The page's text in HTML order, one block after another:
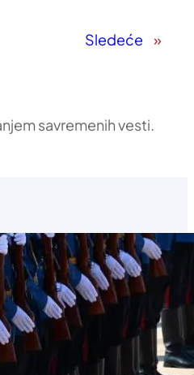
Sledeće »
savremenih vesti.